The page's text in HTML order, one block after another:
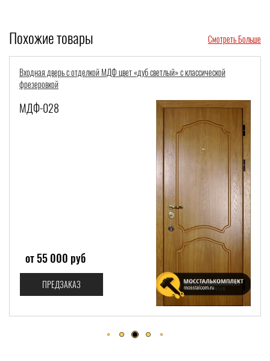
Похожие товары Смотреть Больше
Входная дверь с отделкой МДФ цвет «дуб светлый» с классической
фрезеровкой
МДФ-028
от 55 000 руб
ПРЕДЗАКАЗ